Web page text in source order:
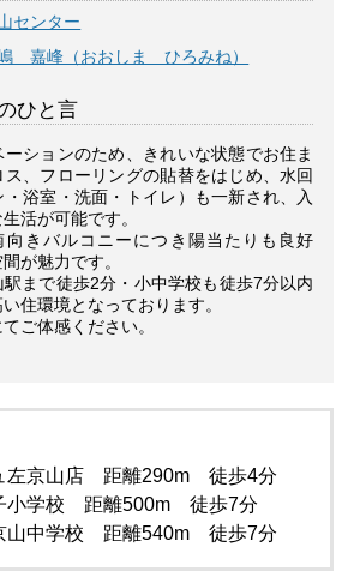
センター
嘉峰（おおしま ひろみね）
ひと言
ションのため、きれいな状態でお住ま
、フローリングの貼替をはじめ、水回
・浴室・洗面・トイレ）も一新され、入
活が可能です。
きバルコニーにつき陽当たりも良好
が魅力です。
まで徒歩2分・小中学校も徒歩7分以内
住環境となっております。
ご体感ください。
左京山店 距離290m 徒歩4分
小学校 距離500m 徒歩7分
山中学校 距離540m 徒歩7分